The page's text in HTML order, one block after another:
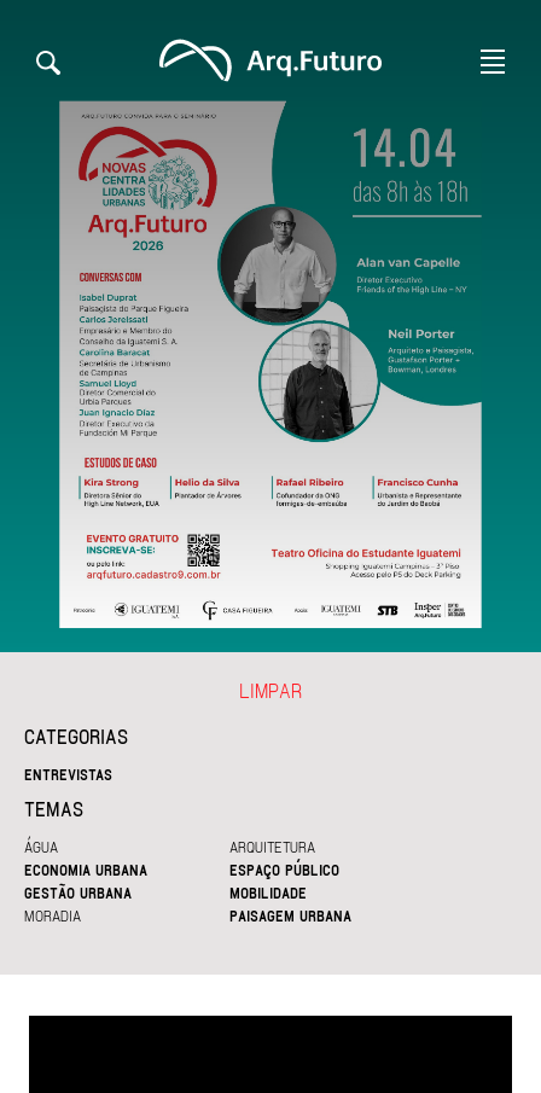
CATEGORIAS
ENTREVISTAS
TEMAS
ÁGUA
ARQUITETURA
ECONOMIA URBANA
ESPAÇO PÚBLICO
GESTÃO URBANA
MOBILIDADE
MORADIA
PAISAGEM URBANA
LIMPAR